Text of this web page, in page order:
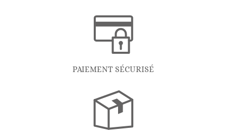
PAIEMENT SÉCURISÉ